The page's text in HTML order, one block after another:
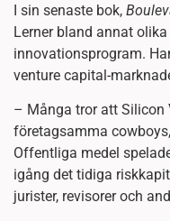
I sin senaste bok,
Lerner bland annat
innovationsprogram.
venture capital-
– Många tror att Silicon
företagsamma
Offentliga medel
igång det tidiga
jurister, revisorer och